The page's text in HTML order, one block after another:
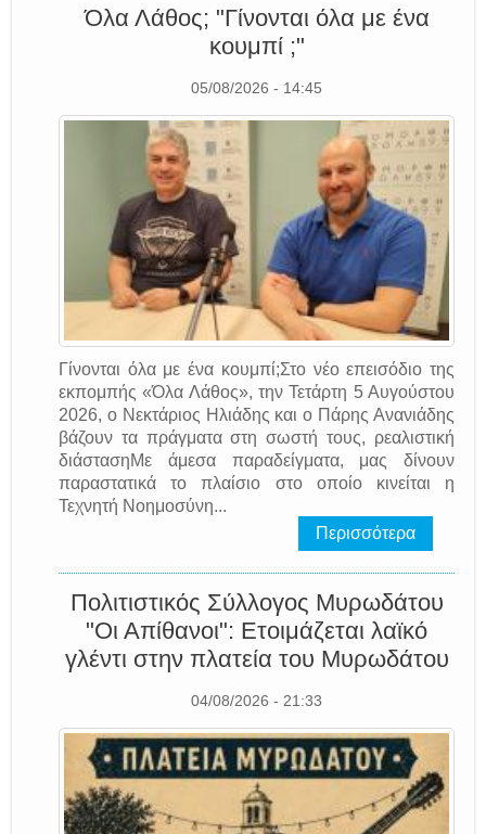
Όλα Λάθος; "Γίνονται όλα με ένα
κουμπί ;"
05/08/2026 - 14:45
Γίνονται όλα με ένα κουμπί;Στο νέο επεισόδιο της
εκπομπής «Όλα Λάθος», την Τετάρτη 5 Αυγούστου
2026, ο Νεκτάριος Ηλιάδης και ο Πάρης Ανανιάδης
βάζουν τα πράγματα στη σωστή τους, ρεαλιστική
διάστασηΜε άμεσα παραδείγματα, μας δίνουν
παραστατικά το πλαίσιο στο οποίο κινείται η
Τεχνητή Νοημοσύνη...
Περισσότερα
Πολιτιστικός Σύλλογος Μυρωδάτου
"Οι Απίθανοι": Ετοιμάζεται λαϊκό
γλέντι στην πλατεία του Μυρωδάτου
04/08/2026 - 21:33